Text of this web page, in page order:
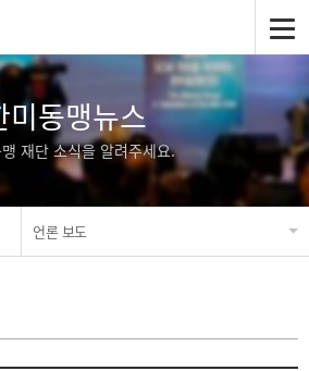
미동맹뉴스
재단 소식을 알려주세요.
언론 보도